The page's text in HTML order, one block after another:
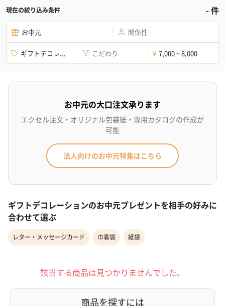
現在の絞り込み条件 -件
お中元 関係性
ギフトデコレ... こだわり ¥ 7,000 ~ 8,000
お中元の大口注文承ります
エクセル注文・オリジナル包装紙・専用カタログの作成が
可能
法人向けのお中元特集はこちら
ギフトデコレーションのお中元プレゼントを相手の好みに
合わせて選ぶ
レター・メッセージカード 巾着袋 紙袋
該当する商品は見つかりませんでした。
商品を探すには